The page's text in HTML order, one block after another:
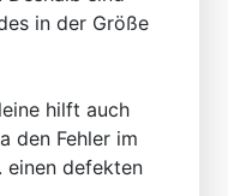
in der Größe
hilft auch
den Fehler im
einen defekten